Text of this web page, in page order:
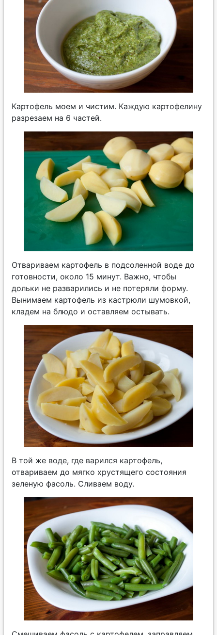
Картофель моем и чистим. Каждую картофелину
разрезаем на 6 частей.
Отвариваем картофель в подсоленной воде до
готовности, около 15 минут. Важно, чтобы
дольки не разварились и не потеряли форму.
Вынимаем картофель из кастрюли шумовкой,
кладем на блюдо и оставляем остывать.
В той же воде, где варился картофель,
отвариваем до мягко хрустящего состояния
зеленую фасоль. Сливаем воду.